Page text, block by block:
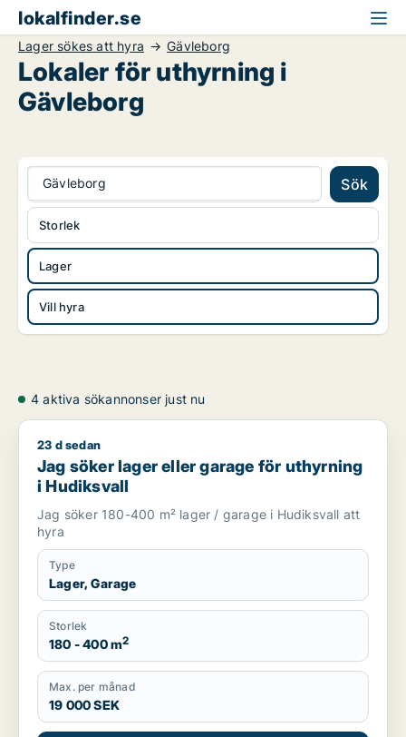
lokalfinder.se
Lager sökes att hyra Gävleborg
Lokaler för uthyrning i
Gävleborg
Gävleborg Sök
Lager
Vill hyra
Storlek
4 aktiva sökannonser just nu
Jag söker lager eller garage för uthyrning i Hudiksvall
23 d sedan
Jag söker lager eller garage för uthyrning
i Hudiksvall
Jag söker 180-400 m² lager / garage i Hudiksvall att
hyra
Type
Lager, Garage
Storlek
180 - 400 m2
Max. per månad
19 000 SEK